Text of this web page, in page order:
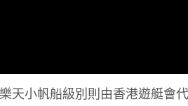
天小帆船級別則由香港遊艇會